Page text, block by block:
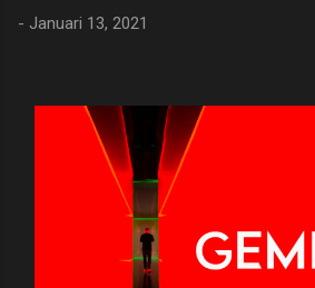
- Januari 13, 2021